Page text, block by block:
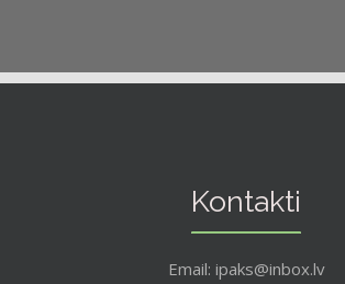
Kontakti
Email: ipaks@inbox.lv